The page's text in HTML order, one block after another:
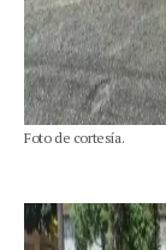
Foto de cortesía.